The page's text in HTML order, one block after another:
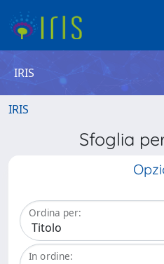
IRIS
IRIS
Sfoglia
Ordina per:
In ordine: